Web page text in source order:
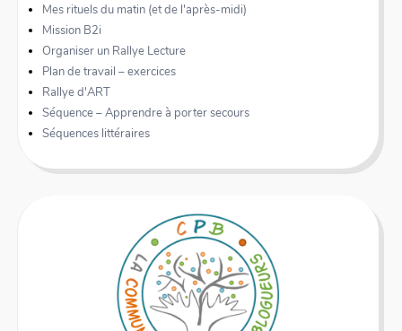
Mes rituels du matin (et de l'après-midi)
Mission B2i
Organiser un Rallye Lecture
Plan de travail – exercices
Rallye d'ART
Séquence – Apprendre à porter secours
Séquences littéraires